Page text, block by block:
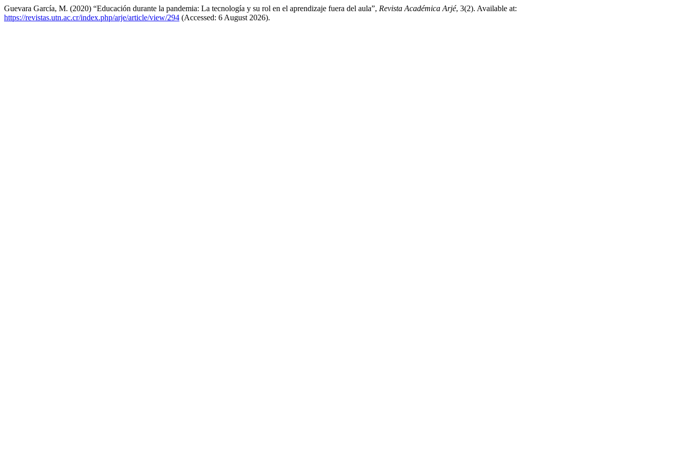
Guevara García, M. (2020) “Educación durante la pandemia: La tecnología y su rol en el aprendizaje fuera del aula”, Revista Académica Arjé, 3(2). Available at:
https://revistas.utn.ac.cr/index.php/arje/article/view/294 (Accessed: 6 August 2026).